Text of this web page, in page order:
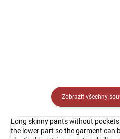
Zobrazit všechny
Long skinny pants without
the lower part so the garment can